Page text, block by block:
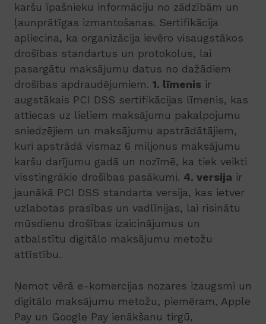
karšu īpašnieku informāciju no zādzībām un
ļaunprātīgas izmantošanas. Sertifikācija
apliecina, ka organizācija ievēro visaugstākos
drošības standartus un protokolus, lai
pasargātu maksājumu datus no dažādiem
drošības apdraudējumiem. 1. līmenis ir
augstākais PCI DSS sertifikācijas līmenis, kas
attiecas uz lieliem maksājumu pakalpojumu
sniedzējiem un maksājumu apstrādātājiem,
kuri apstrādā vismaz 6 miljonus maksājumu
karšu darījumu gadā un nozīmē, ka tiek veikti
visstingrākie drošības pasākumi. 4. versija ir
jaunākā PCI DSS standarta versija, kas ietver
uzlabotas prasības un vadlīnijas, lai risinātu
mūsdienu drošības izaicinājumus un
atbalstītu digitālo maksājumu metožu
attīstību.
Ņemot vērā e-komercijas nozares izaugsmi un
digitālo maksājumu metožu, piemēram, Apple
Pay un Google Pay ienākšanu tirgū,